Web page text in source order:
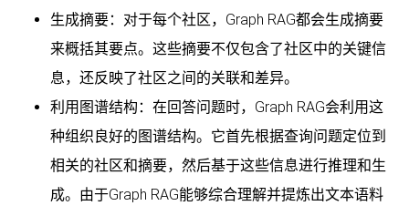
生成摘要：对于每个社区，Graph RAG都会生成摘要
来概括其要点。这些摘要不仅包含了社区中的关键信
息，还反映了社区之间的关联和差异。
利用图谱结构：在回答问题时，Graph RAG会利用这
种组织良好的图谱结构。它首先根据查询问题定位到
相关的社区和摘要，然后基于这些信息进行推理和生
成。由于Graph RAG能够综合理解并提炼出文本语料